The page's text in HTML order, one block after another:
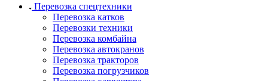
Перевозка спецтехники
Перевозка катков
Перевозки техники
Перевозка комбайна
Перевозка автокранов
Перевозка тракторов
Перевозка погрузчиков